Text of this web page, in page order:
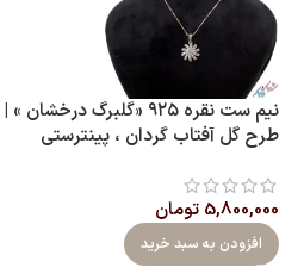
نیم ست نقره ۹۲۵ «گلبرگ درخشان » |
طرح گل آفتاب گردان ، پینترستی
5,800,000 تومان
افزودن به سبد خرید